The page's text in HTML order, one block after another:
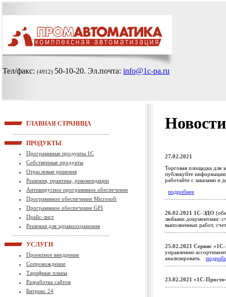
Тел/факс: (4912) 50-10-20. Эл.почта: info@1c-pa.ru
ГЛАВНАЯ СТРАНИЦА
ПРОДУКТЫ
Программные продукты 1С
Собственные продукты
Отраслевые решения
Решения, практика, рекомендации
Антивирусное программное обеспечение
Программное обеспечение Microsoft
Программное обеспечение GFI
Прайс-лист
Решения для здравоохранения
УСЛУГИ
Проектное внедрение
Сопровождение
Тарифные планы
Разработка сайтов
Битрикс 24
27.02.2021
Торговая площадка для
публикуйте
работайте с заказами и
подробнее
26.02.2021 1С-ЭДО
любыми документами:
выполненных работ,
25.02.2021 Сервис
управлению
анализировать.
23.02.2021 «1С-